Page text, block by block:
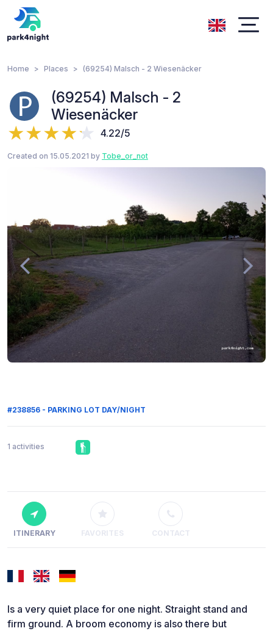
Home Places (69254) Malsch - 2 Wiesenäcker
(69254) Malsch - 2
Wiesenäcker
4.22/5
Created on 15.05.2021 by Tobe_or_not
#238856 - PARKING LOT DAY/NIGHT
1 activities
ITINERARY FAVORITES CONTACT
Is a very quiet place for one night. Straight stand and
firm ground. A broom economy is also there but